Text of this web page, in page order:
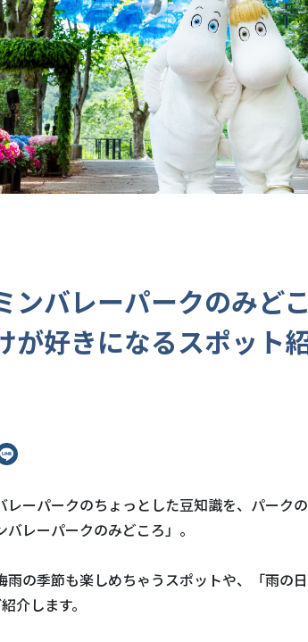
ンバレーパークのみど
が好きになるスポット
レーパークのちょっとした豆知識を、パーク
バレーパークのみどころ」。
雨の季節も楽しめちゃうスポットや、「雨の
介します。